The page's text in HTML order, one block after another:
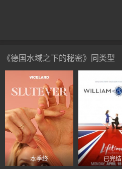
《德国水域之下的秘密》同类型
本季终 已完结